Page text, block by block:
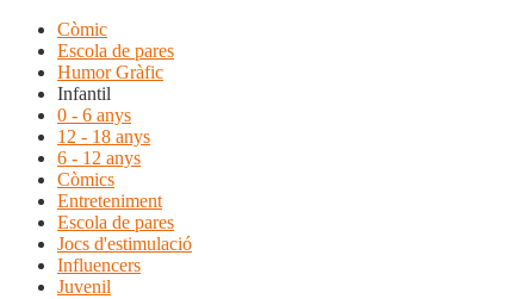
Còmic
Escola de pares
Humor Gràfic
Infantil
0 - 6 anys
12 - 18 anys
6 - 12 anys
Còmics
Entreteniment
Escola de pares
Jocs d'estimulació
Influencers
Juvenil